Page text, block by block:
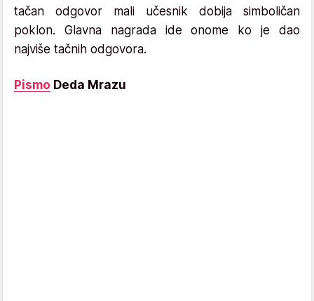
tačan odgovor mali učesnik dobija simboličan
poklon. Glavna nagrada ide onome ko je dao
najviše tačnih odgovora.
Pismo Deda Mrazu